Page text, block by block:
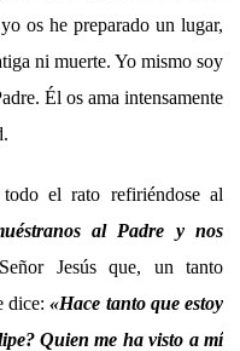
os he preparado un lugar,
ni muerte. Yo mismo soy
Él os ama intensamente
el rato refiriéndose al
al Padre y nos
Jesús que, un tanto
dice:«Hace tanto que estoy
Quien me ha visto a mí